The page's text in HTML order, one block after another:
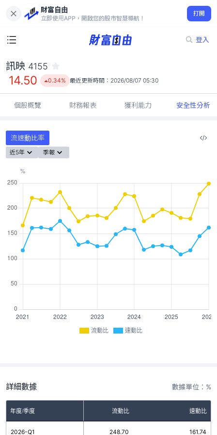
財富自由
立即使用APP，開啟您的股市智慧導航！
打開
登入
14.50
0.34%
訊映 4155
14.50 0.34% 最近更新時間： 2026/08/07 05:30
個股概覽 財務報表 獲利能力 安全性分析
流速動比率
近5年 季報
流動比 速動比
詳細數據 數據單位：%
年度/季度 流動比 速動比
2026-Q1 248.70 161.74